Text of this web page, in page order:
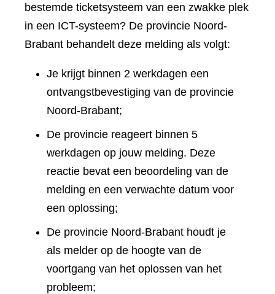
bestemde ticketsysteem van een zwakke plek
in een ICT-systeem? De provincie Noord-
Brabant behandelt deze melding als volgt:
Je krijgt binnen 2 werkdagen een
ontvangstbevestiging van de provincie
Noord-Brabant;
De provincie reageert binnen 5
werkdagen op jouw melding. Deze
reactie bevat een beoordeling van de
melding en een verwachte datum voor
een oplossing;
De provincie Noord-Brabant houdt je
als melder op de hoogte van de
voortgang van het oplossen van het
probleem;